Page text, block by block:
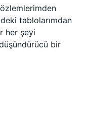
tablolarımdan
her şeyi
bir